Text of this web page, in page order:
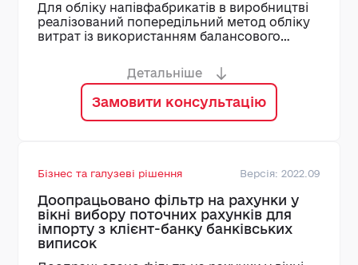
Для обліку напівфабрикатів в виробництві
реалізований попередільний метод обліку
витрат із використанням балансового
Замовити консультацію
Детальніше
Бізнес та галузеві рішення Версія: 2022.09
Доопрацьовано фільтр на рахунки у
вікні вибору поточних рахунків для
імпорту з клієнт-банку банківських
виписок